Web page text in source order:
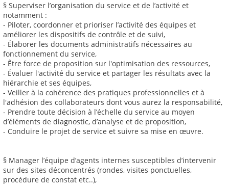
§ Superviser l’organisation du service et de l’activité et
notamment :
- Piloter, coordonner et prioriser l’activité des équipes et
améliorer les dispositifs de contrôle et de suivi,
- Élaborer les documents administratifs nécessaires au
fonctionnement du service,
- Être force de proposition sur l'optimisation des ressources,
- Évaluer l'activité du service et partager les résultats avec la
hiérarchie et ses équipes,
- Veiller à la cohérence des pratiques professionnelles et à
l'adhésion des collaborateurs dont vous aurez la responsabilité,
- Prendre toute décision à l’échelle du service au moyen
d’éléments de diagnostic, d’analyse et de proposition,
- Conduire le projet de service et suivre sa mise en œuvre.
§ Manager l’équipe d’agents internes susceptibles d’intervenir
sur des sites déconcentrés (rondes, visites ponctuelles,
procédure de constat etc..),